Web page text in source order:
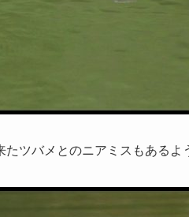
たツバメとのニアミスもあるよ